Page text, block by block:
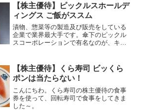
【株主優待】ピックルスホールデ
ィングス ご飯がススム
漬物、惣菜等の製造及び販売をしている
企業で業界最大手です。傘下のピックル
スコーポレーションで有名なのが、キム
＆アイ向けにも事業展開しているようで
す。売上高は約410億円程度で、従業員数
は、約460名程度の規模となっています。
【株主優待】くら寿司 ビッくら
ポンは当たらない！
こんにちわ。くら寿司の株主優待の食事
券を使って、回転寿司で食事をしてきま
した～。